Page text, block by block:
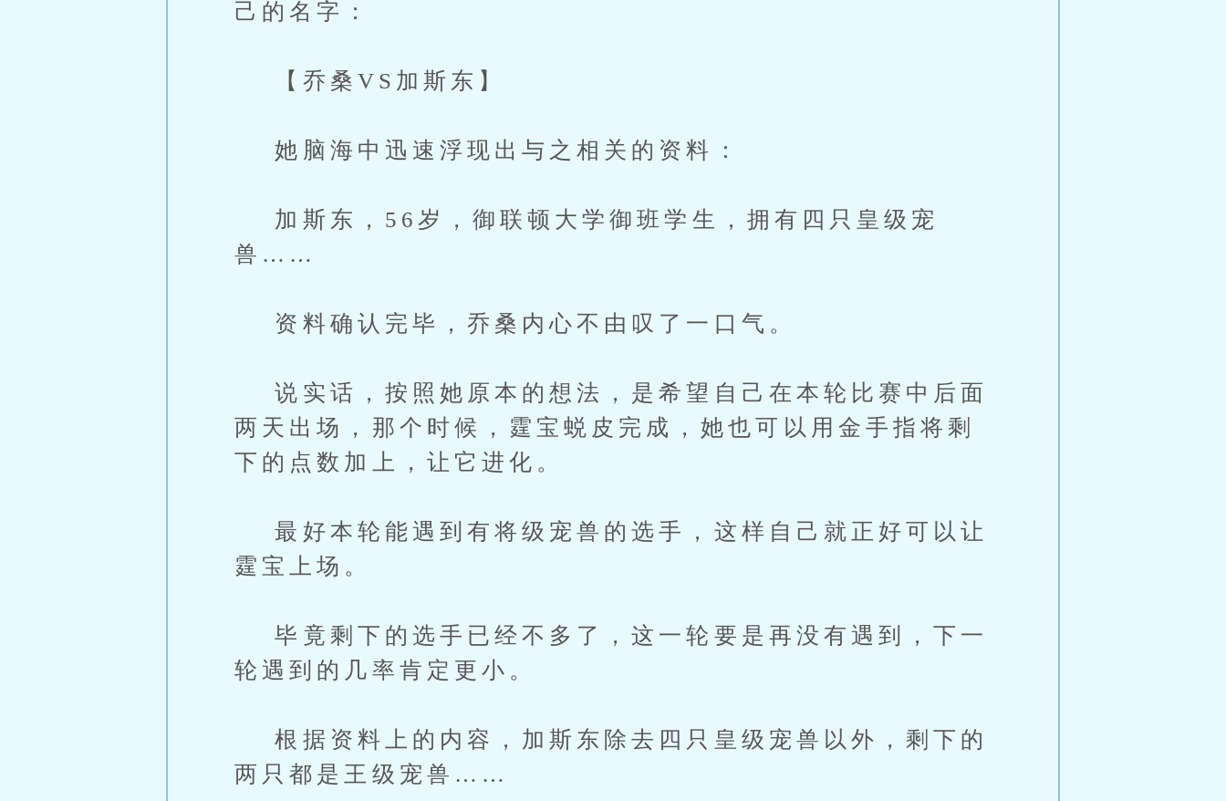
己的名字：
【乔桑VS加斯东】
她脑海中迅速浮现出与之相关的资料：
加斯东，56岁，御联顿大学御班学生，拥有四只皇级宠
兽……
资料确认完毕，乔桑内心不由叹了一口气。
说实话，按照她原本的想法，是希望自己在本轮比赛中后面
两天出场，那个时候，霆宝蜕皮完成，她也可以用金手指将剩
下的点数加上，让它进化。
最好本轮能遇到有将级宠兽的选手，这样自己就正好可以让
霆宝上场。
毕竟剩下的选手已经不多了，这一轮要是再没有遇到，下一
轮遇到的几率肯定更小。
根据资料上的内容，加斯东除去四只皇级宠兽以外，剩下的
两只都是王级宠兽……